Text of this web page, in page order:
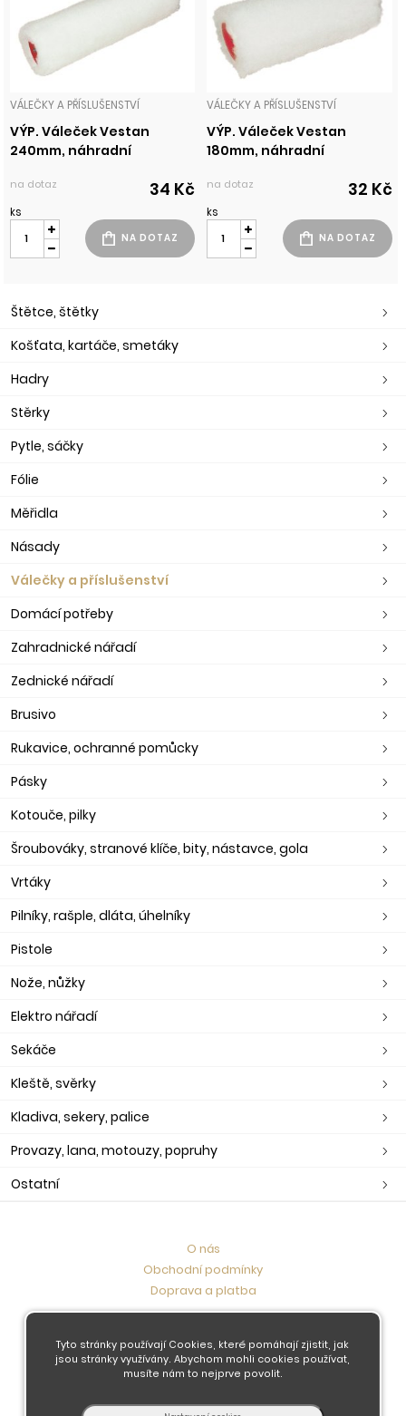
VÁLEČKY A PŘÍSLUŠENSTVÍ
VÝP. Váleček Vestan
240mm, náhradní
na dotaz 34 Kč
ks
VÁLEČKY A PŘÍSLUŠENSTVÍ
VÝP. Váleček Vestan
180mm, náhradní
na dotaz 32 Kč
ks
Štětce, štětky
Košťata, kartáče, smetáky
Hadry
Stěrky
Pytle, sáčky
Fólie
Měřidla
Násady
Válečky a příslušenství
Domácí potřeby
Zahradnické nářadí
Zednické nářadí
Brusivo
Rukavice, ochranné pomůcky
Pásky
Kotouče, pilky
Šroubováky, stranové klíče, bity, nástavce, gola
Vrtáky
Pilníky, rašple, dláta, úhelníky
Pistole
Nože, nůžky
Elektro nářadí
Sekáče
Kleště, svěrky
Kladiva, sekery, palice
Provazy, lana, motouzy, popruhy
Ostatní
O nás
Obchodní podmínky
Doprava a platba
Kontaktujte nás
Tyto stránky používají Cookies, které pomáhají zjistit, jak
jsou stránky využívány. Abychom mohli cookies používat,
musíte nám to nejprve povolit.